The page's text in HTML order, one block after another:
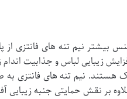
نیم تنه های فانتزی از
زیبایی لباس و جذابیت اندام
نیم تنه های فانتزی به
بر نقش حمایتی جنبه زیبایی